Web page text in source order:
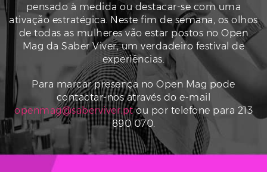
pensado à medida ou destacar-se com uma
ativação estratégica. Neste fim de semana, os olhos
de todas as mulheres vão estar postos no Open
Mag da Saber Viver, um verdadeiro festival de
experiências.
Para marcar presença no Open Mag pode
contactar-nos através do e-mail
openmag@saberviver.ptou por telefone para 213
890 070.